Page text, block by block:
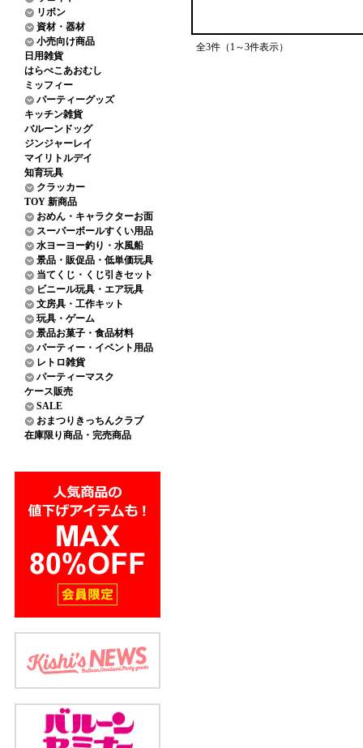
リボン
資材・器材
小売向け商品
日用雑貨
はらぺこあおむし
ミッフィー
パーティーグッズ
キッチン雑貨
バルーンドッグ
ジンジャーレイ
マイリトルデイ
知育玩具
クラッカー
TOY 新商品
おめん・キャラクターお面
スーパーボールすくい用品
水ヨーヨー釣り・水風船
景品・販促品・低単価玩具
当てくじ・くじ引きセット
ビニール玩具・エア玩具
文房具・工作キット
玩具・ゲーム
景品お菓子・食品材料
パーティー・イベント用品
レトロ雑貨
パーティーマスク
ケース販売
SALE
おまつりきっちんクラブ
在庫限り商品・完売商品
全3件（1～3件表示）